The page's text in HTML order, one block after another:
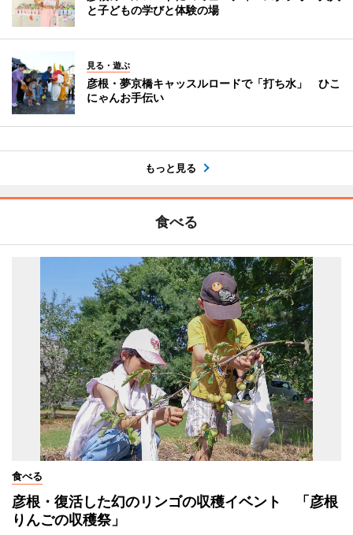
と子どもの学びと体験の場
見る・遊ぶ
彦根・夢京橋キャッスルロードで「打ち水」 ひこ
にゃんお手伝い
もっと見る
食べる
食べる
彦根・復活した幻のリンゴの収穫イベント 「彦根
りんごの収穫祭」